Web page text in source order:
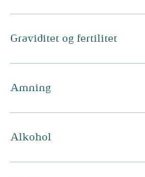
Graviditet og fertilitet
Amning
Alkohol